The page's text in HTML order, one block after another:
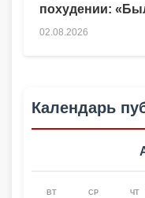
похудении:
02.08.2026
Календарь
ВТ СР ЧТ